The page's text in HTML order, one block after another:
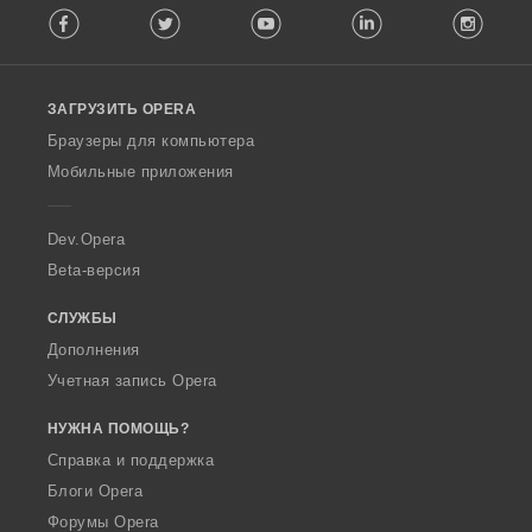
o
w
O
p
a
Facebook Twitter Youtube LinkedIn
ЗАГРУЗИТЬ OPERA
Браузеры для компьютера
Мобильные приложения
Dev.Opera
Beta-версия
СЛУЖБЫ
Дополнения
Учетная запись Opera
НУЖНА ПОМОЩЬ?
Справка и поддержка
Блоги Opera
Форумы Opera